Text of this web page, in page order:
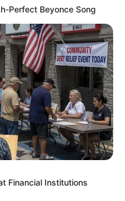
Kissing Each
Perfect Beyonce Song
Financial Institutions